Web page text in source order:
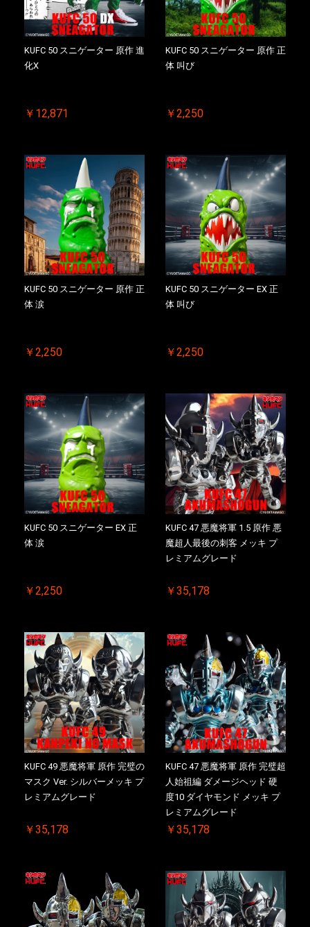
お買い物を続ける カートへ進む
KUFC 50 スニゲーター 原作 進
化X
￥12,871
KUFC 50 スニゲーター 原作 正
体 叫び
￥2,250
KUFC 50 スニゲーター 原作 正
体 涙
￥2,250
KUFC 50 スニゲーター EX 正
体 叫び
￥2,250
KUFC 50 スニゲーター EX 正
体 涙
￥2,250
KUFC 47 悪魔将軍 1.5 原作 悪
魔超人最後の刺客 メッキ プ
レミアムグレード
￥35,178
KUFC 49 悪魔将軍 原作 完璧の
マスク Ver. シルバーメッキ プ
レミアムグレード
￥35,178
KUFC 47 悪魔将軍 原作 完璧超
人始祖編 ダメージヘッド 硬
度10 ダイヤモンド メッキ プ
レミアムグレード
￥35,178